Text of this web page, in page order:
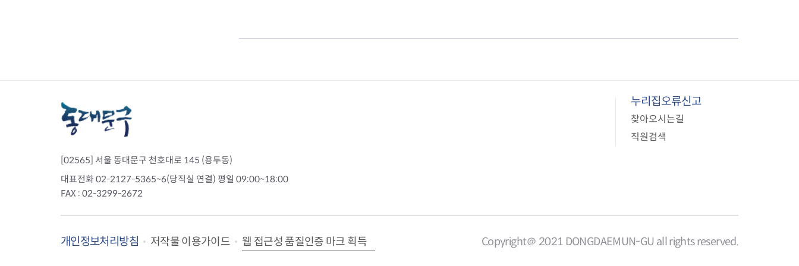
[02565] 서울 동대문구 천호대로 145 (용두동)
대표전화 02-2127-5365~6(당직실 연결) 평일 09:00~18:00
FAX : 02-3299-2672
누리집오류신고
찾아오시는길
직원검색
개인정보처리방침 저작물 이용가이드 웹 접근성 품질인증 마크 획득 Copyright＠ 2021 DONGDAEMUN-GU all rights reserved.